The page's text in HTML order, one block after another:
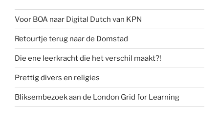
Voor BOA naar Digital Dutch van KPN
Retourtje terug naar de Domstad
Die ene leerkracht die het verschil maakt?!
Prettig divers en religies
Bliksembezoek aan de London Grid for Learning